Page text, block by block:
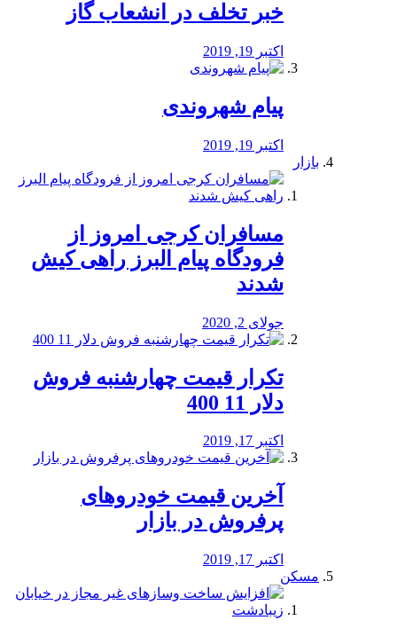
خبر تخلف در انشعاب گاز
اکتبر 19, 2019
پیام شهروندی
اکتبر 19, 2019
بازار
مسافران کرجی امروز از
فرودگاه پیام البرز راهی کیش
شدند
جولای 2, 2020
تکرار قیمت چهارشنبه فروش
دلار 11 400
اکتبر 17, 2019
آخرین قیمت خودرو‌های
پرفروش در بازار
اکتبر 17, 2019
مسکن